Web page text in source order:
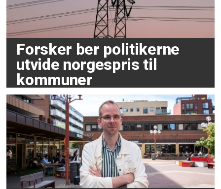
Forsker ber politikerne
utvide norgespris til
kommuner